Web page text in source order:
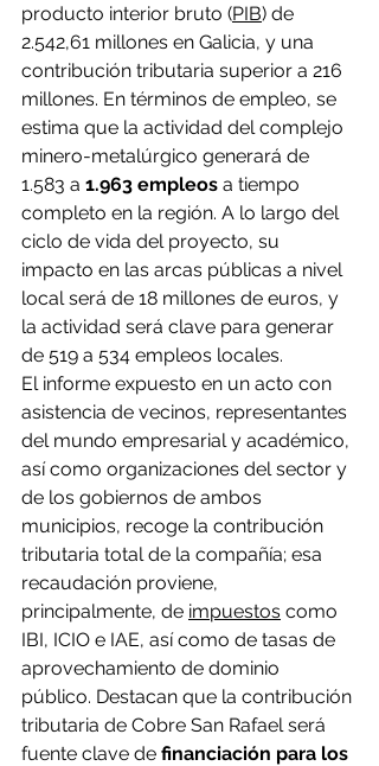
producto interior bruto (PIB) de
2.542,61 millones en Galicia, y una
contribución tributaria superior a 216
millones. En términos de empleo, se
estima que la actividad del complejo
minero-metalúrgico generará de
1.583 a 1.963 empleos a tiempo
completo en la región. A lo largo del
ciclo de vida del proyecto, su
impacto en las arcas públicas a nivel
local será de 18 millones de euros, y
la actividad será clave para generar
de 519 a 534 empleos locales.
El informe expuesto en un acto con
asistencia de vecinos, representantes
del mundo empresarial y académico,
así como organizaciones del sector y
de los gobiernos de ambos
municipios, recoge la contribución
tributaria total de la compañía; esa
recaudación proviene,
principalmente, de impuestos como
IBI, ICIO e IAE, así como de tasas de
aprovechamiento de dominio
público. Destacan que la contribución
tributaria de Cobre San Rafael será
fuente clave de financiación para los